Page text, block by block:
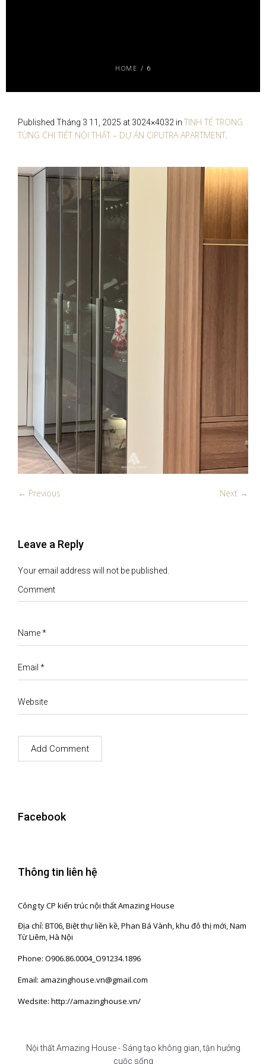
HOME / 6
Published Tháng 3 11, 2025 at 3024×4032 in TINH TẾ TRONG
TỪNG CHI TIẾT NỘI THẤT – DỰ ÁN CIPUTRA APARTMENT.
← Previous Next →
Leave a Reply
Your email address will not be published.
Comment
Name*
Email *
Website
Facebook
Thông tin liên hệ
Công ty CP kiến trúc nội thất Amazing House
Địa chỉ: BT06, Biệt thự liền kề, Phan Bá Vành, khu đô thị mới, Nam
Từ Liêm, Hà Nội
Phone: O906.86.0004_O91234.1896
Email: amazinghouse.vn@gmail.com
Wedsite: http://amazinghouse.vn/
Nội thất Amazing House - Sáng tạo không gian, tận hưởng
cuộc sống